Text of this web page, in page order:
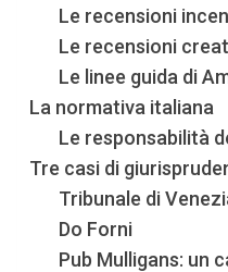
Le recensioni
Le recensioni
Le linee guida di
La normativa italiana
Le responsabilità
Tre casi di
Tribunale di
Do Forni
Pub Mulligans: un